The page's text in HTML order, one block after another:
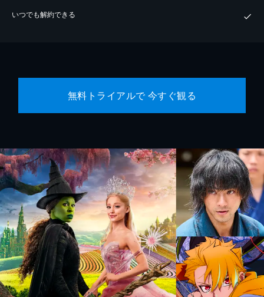
いつでも解約できる
無料トライアルで 今すぐ観る